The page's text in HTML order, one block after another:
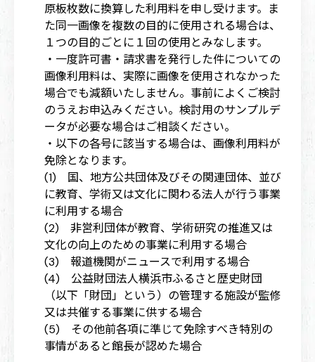
原板枚数に換算した利用料を申し受けます。ま
た同一画像を複数の目的に使用される場合は、
１つの目的ごとに１回の使用とみなします。
・一度許可書・請求書を発行した件についての
画像利用料は、実際に画像を使用されなかった
場合でも減額いたしません。事前によくご検討
のうえお申込みください。検討用のサンプルデ
ータが必要な場合はご相談ください。
・以下の各号に該当する場合は、画像利用料が
免除となります。
(1) 国、地方公共団体及びその関連団体、並び
に教育、学術又は文化に関わる法人が行う事業
に利用する場合
(2) 非営利団体が教育、学術研究の推進又は
文化の向上のための事業に利用する場合
(3) 報道機関がニュースで利用する場合
(4) 公益財団法人横浜市ふるさと歴史財団
（以下「財団」という）の管理する施設が監修
又は共催する事業に供する場合
(5) その他前各項に準じて免除すべき特別の
事情があると館長が認めた場合